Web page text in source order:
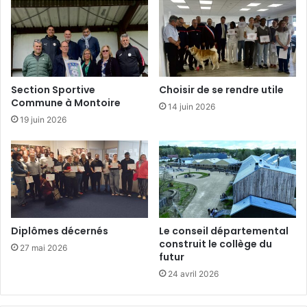
l
i
a
t
i
s
Section Sportive
Commune à Montoire
19 juin 2026
Choisir de se rendre utile
14 juin 2026
Diplômes décernés
27 mai 2026
Le conseil départemental
construit le collège du
futur
24 avril 2026